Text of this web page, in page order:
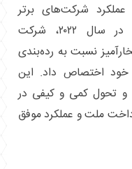
عملکرد شرکت‌های برتر
پرداخت الکترونیک (PSP) جهان در سال ۲۰۲۲، شرکت
نسبت به رده‌بندی
به خود اختصاص داد. این
و تحول کمی و کیفی در
ملت و عملکرد موفق